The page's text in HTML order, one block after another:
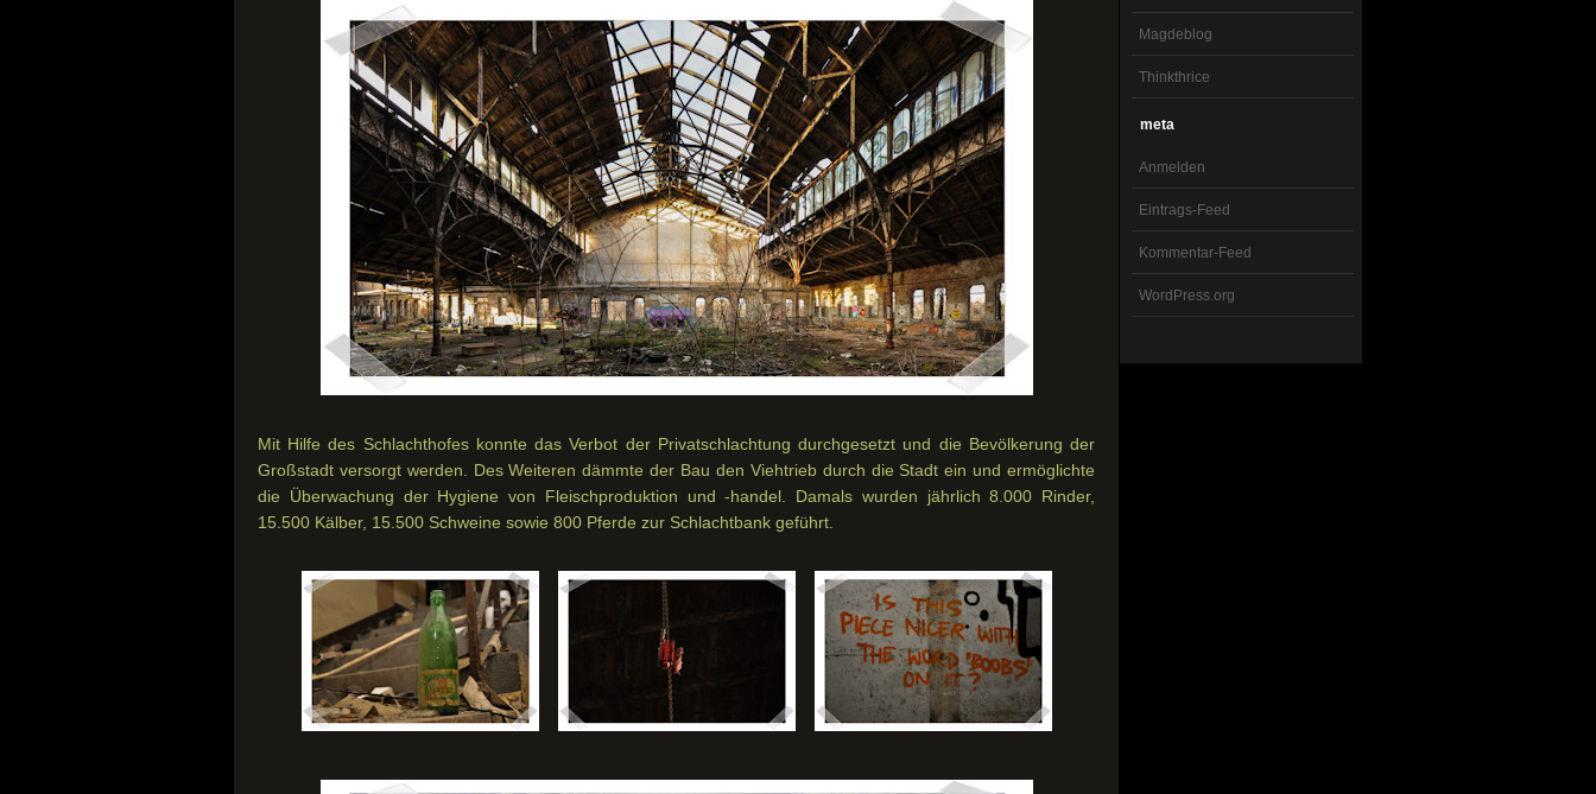
Magdeblog
Thinkthrice
meta
Anmelden
Eintrags-Feed
Kommentar-Feed
WordPress.org
Mit Hilfe des Schlachthofes konnte das Verbot der Privatschlachtung durchgesetzt und die Bevölkerung der
Großstadt versorgt werden. Des Weiteren dämmte der Bau den Viehtrieb durch die Stadt ein und ermöglichte
die Überwachung der Hygiene von Fleischproduktion und -handel. Damals wurden jährlich 8.000 Rinder,
15.500 Kälber, 15.500 Schweine sowie 800 Pferde zur Schlachtbank geführt.